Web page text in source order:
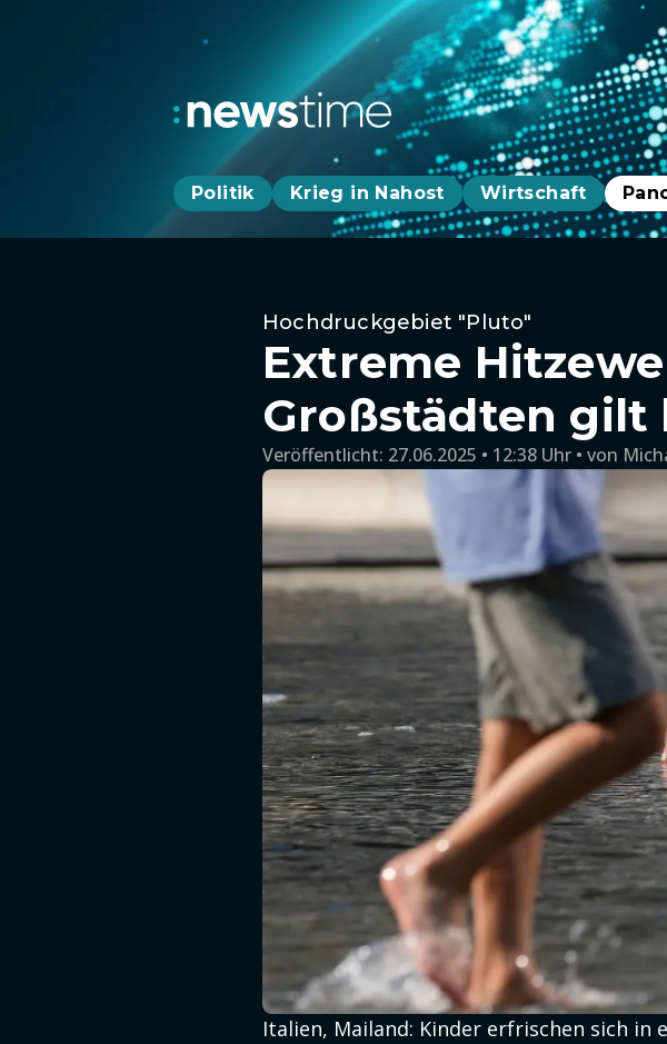
Politik Krieg in Nahost Wirtschaft
Hochdruckgebiet "Pluto"
Extreme
Großstädten gilt
Veröffentlicht: 27.06.2025 • 12:38 Uhr von
Italien, Mailand: Kinder erfrischen sich in